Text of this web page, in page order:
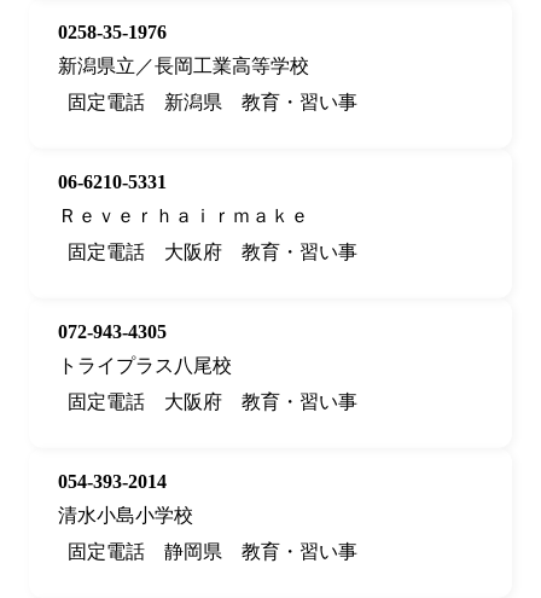
0258-35-1976
新潟県立／長岡工業高等学校
固定電話
新潟県 教育・習い事
06-6210-5331
Ｒｅｖｅｒｈａｉｒｍａｋｅ
固定電話
大阪府 教育・習い事
072-943-4305
トライプラス八尾校
固定電話
大阪府 教育・習い事
054-393-2014
清水小島小学校
固定電話
静岡県 教育・習い事